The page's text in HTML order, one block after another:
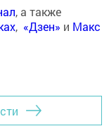
, а также
, «Дзен» и Макс